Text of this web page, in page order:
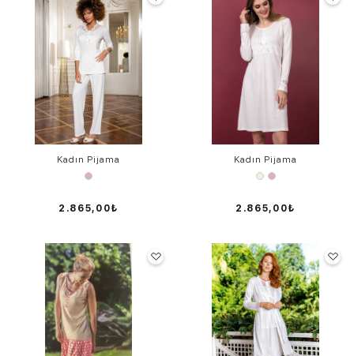
Kadın Pijama
2.865,00₺
Kadın Pijama
2.865,00₺